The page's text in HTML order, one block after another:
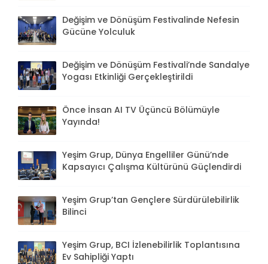
Değişim ve Dönüşüm Festivalinde Nefesin
Gücüne Yolculuk
Değişim ve Dönüşüm Festivali’nde Sandalye
Yogası Etkinliği Gerçekleştirildi
Önce İnsan AI TV Üçüncü Bölümüyle
Yayında!
Yeşim Grup, Dünya Engelliler Günü’nde
Kapsayıcı Çalışma Kültürünü Güçlendirdi
Yeşim Grup’tan Gençlere Sürdürülebilirlik
Bilinci
Yeşim Grup, BCI İzlenebilirlik Toplantısına
Ev Sahipliği Yaptı